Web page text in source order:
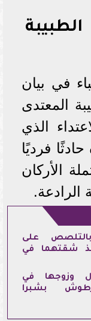
في بيان
المعتدى
الذي
فرديًا
الأركان
الرادعة.
على
شقتهما في
وزوجها في
بشبرا